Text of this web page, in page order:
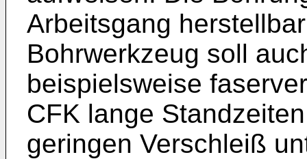
Arbeitsgang
Bohrwerkzeug soll
beispielsweise
CFK lange
geringen Verschleiß